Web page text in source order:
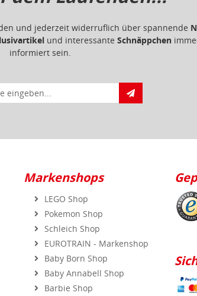
und jederzeit widerruflich über spannende
und interessante Schnäppchen
informiert sein.
Markenshops
LEGO Shop
Pokemon Shop
Schleich Shop
EUROTRAIN - Markenshop
Baby Born Shop
Baby Annabell Shop
Barbie Shop